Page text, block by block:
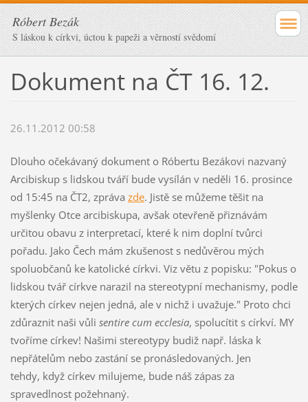
Róbert Bezák
S láskou k církvi, úctou k papeži a věrností svědomí
Dokument na ČT 16. 12.
26.11.2012 00:58
Dlouho očekávaný dokument o Róbertu Bezákovi nazvaný
Arcibiskup s lidskou tváří bude vysílán v neděli 16. prosince
od 15:45 na ČT2, zpráva zde. Jistě se můžeme těšit na
myšlenky Otce arcibiskupa, avšak otevřeně přiznávám
určitou obavu z interpretací, které k nim doplní tvůrci
pořadu. Jako Čech mám zkušenost s nedůvěrou mých
spoluobčanů ke katolické církvi. Viz větu z popisku: "Pokus o
lidskou tvář církve narazil na stereotypní mechanismy, podle
kterých církev nejen jedná, ale v nichž i uvažuje." Proto chci
zdůraznit naši vůli sentire cum ecclesia, spolucítit s církví. MY
tvoříme církev! Našimi stereotypy budiž např. láska k
nepřátelům nebo zastání se pronásledovaných. Jen
tehdy, když církev milujeme, bude náš zápas za
spravedlnost požehnaný.